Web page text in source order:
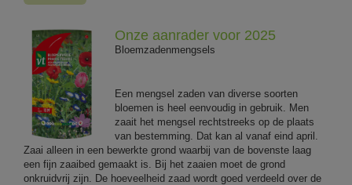
Onze aanrader voor 2025
Bloemzadenmengsels
Een mengsel zaden van diverse soorten
bloemen is heel eenvoudig in gebruik. Men
zaait het mengsel rechtstreeks op de plaats
van bestemming. Dat kan al vanaf eind april.
Zaai alleen in een bewerkte grond waarbij van de bovenste laag
een fijn zaaibed gemaakt is. Bij het zaaien moet de grond
onkruidvrij zijn. De hoeveelheid zaad wordt goed verdeeld over de